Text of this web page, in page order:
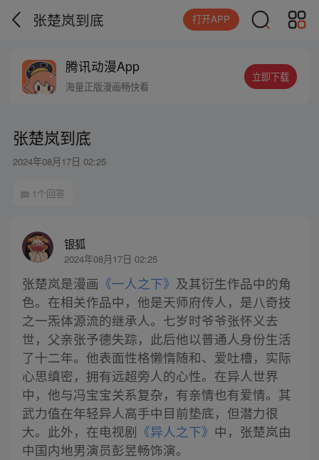
张楚岚到底 打开APP
腾讯动漫App
海量正版漫画畅快看
立即下载
张楚岚到底
2024年08月17日 02:25
1个回答
银狐
2024年08月17日 02:25
张楚岚是漫画 《一人之下》 及其衍生作品中的角
色。在相关作品中，他是天师府传人，是八奇技
之一炁体源流的继承人。七岁时爷爷张怀义去
世，父亲张予德失踪，此后他以普通人身份生活
了十二年。他表面性格懒惰随和、爱吐槽，实际
心思缜密，拥有远超旁人的心性。在异人世界
中，他与冯宝宝关系复杂，有亲情也有爱情。其
武力值在年轻异人高手中目前垫底，但潜力很
大。此外，在电视剧 《异人之下》 中，张楚岚由
中国内地男演员彭昱畅饰演。